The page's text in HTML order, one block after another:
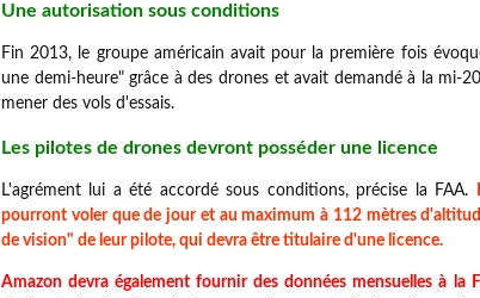
Une autorisation sous conditions
Fin 2013, le groupe américain avait pour la première fois
une demi-heure" grâce à des drones et avait demandé à la mi-
mener des vols d'essais.
Les pilotes de drones devront posséder une licence
L'agrément lui a été accordé sous conditions, précise la FAA.
pourront voler que de jour et au maximum à 112 mètres
de vision" de leur pilote, qui devra être titulaire d'une licence.
Amazon devra également fournir des données mensuelles à la